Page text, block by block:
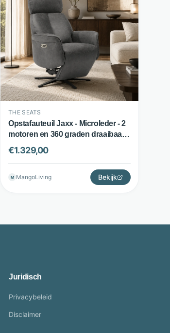
THE SEATS
Opstafauteuil Jaxx - Microleder - 2
motoren en 360 graden draaibaar -
Antraciet - The Seats
€1.329,00
M MangoLiving Bekijk
Juridisch
Privacybeleid
Disclaimer